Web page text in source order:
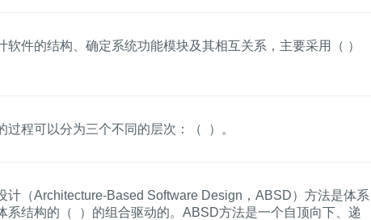
软件的结构、确定系统功能模块及其相互关系，主要采用（ ）
过程可以分为三个不同的层次：（ ）。
计（Architecture-Based Software Design，ABSD）方法是体系
系结构的（ ）的组合驱动的。ABSD方法是一个自顶向下、递